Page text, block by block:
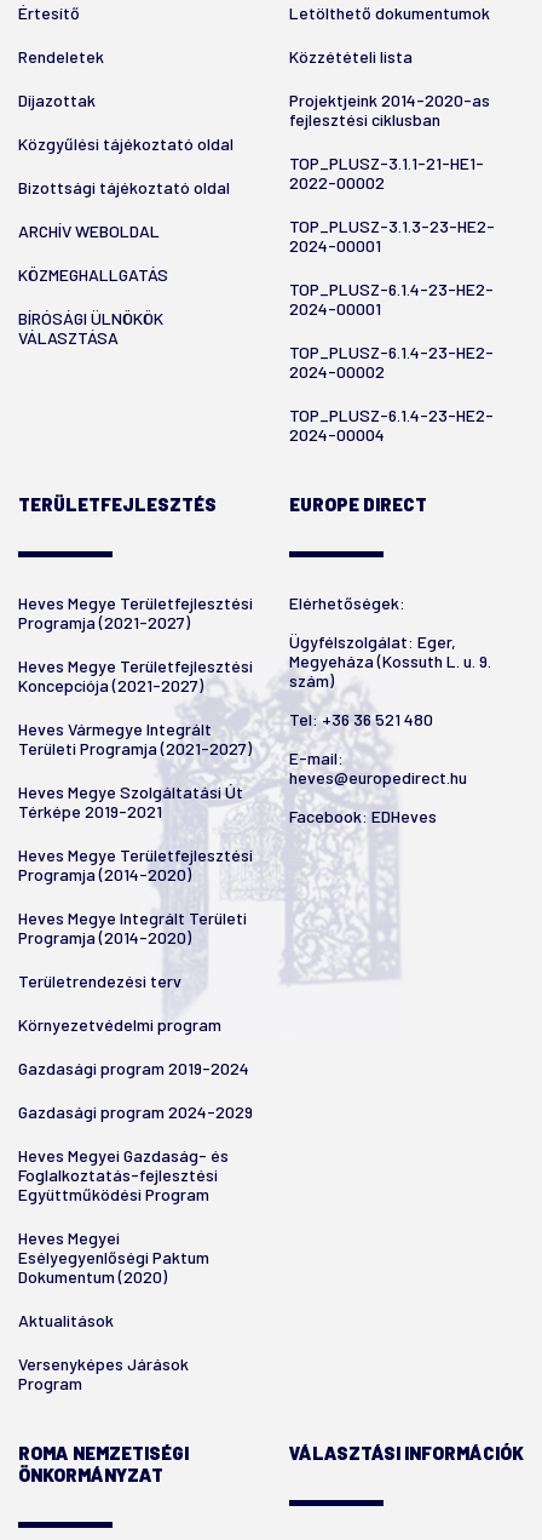
Értesítő
Rendeletek
Díjazottak
Közgyűlési tájékoztató oldal
Bizottsági tájékoztató oldal
ARCHÍV WEBOLDAL
KÖZMEGHALLGATÁS
BÍRÓSÁGI ÜLNÖKÖK
VÁLASZTÁSA
Letölthető dokumentumok
Közzétételi lista
Projektjeink 2014-2020-as
fejlesztési ciklusban
TOP_PLUSZ-3.1.1-21-HE1-
2022-00002
TOP_PLUSZ-3.1.3-23-HE2-
2024-00001
TOP_PLUSZ-6.1.4-23-HE2-
2024-00001
TOP_PLUSZ-6.1.4-23-HE2-
2024-00002
TOP_PLUSZ-6.1.4-23-HE2-
2024-00004
TERÜLETFEJLESZTÉS
Heves Megye Területfejlesztési
Programja (2021-2027)
Heves Megye Területfejlesztési
Koncepciója (2021-2027)
Heves Vármegye Integrált
Területi Programja (2021-2027)
Heves Megye Szolgáltatási Út
Térképe 2019-2021
Heves Megye Területfejlesztési
Programja (2014-2020)
Heves Megye Integrált Területi
Programja (2014-2020)
Területrendezési terv
Környezetvédelmi program
Gazdasági program 2019-2024
Gazdasági program 2024-2029
Heves Megyei Gazdaság- és
Foglalkoztatás-fejlesztési
Együttműködési Program
Heves Megyei
Esélyegyenlőségi Paktum
Dokumentum (2020)
Aktualitások
Versenyképes Járások
Program
EUROPE DIRECT
Elérhetőségek:
Ügyfélszolgálat: Eger,
Megyeháza (Kossuth L. u. 9.
szám)
Tel:+36 36 521 480
E-mail:
heves@europedirect.hu
Facebook: EDHeves
ROMA NEMZETISÉGI
ÖNKORMÁNYZAT
VÁLASZTÁSI INFORMÁCIÓK